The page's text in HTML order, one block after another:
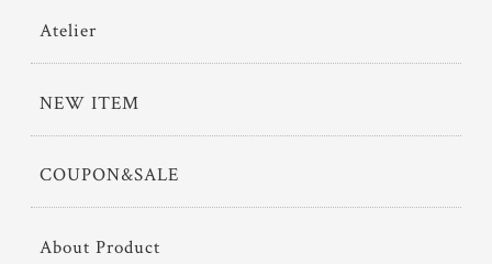
Atelier
NEW ITEM
COUPON&SALE
About Product